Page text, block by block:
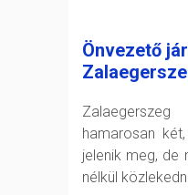
Önvezető
hamarosan
jelenik meg, de
nélkül